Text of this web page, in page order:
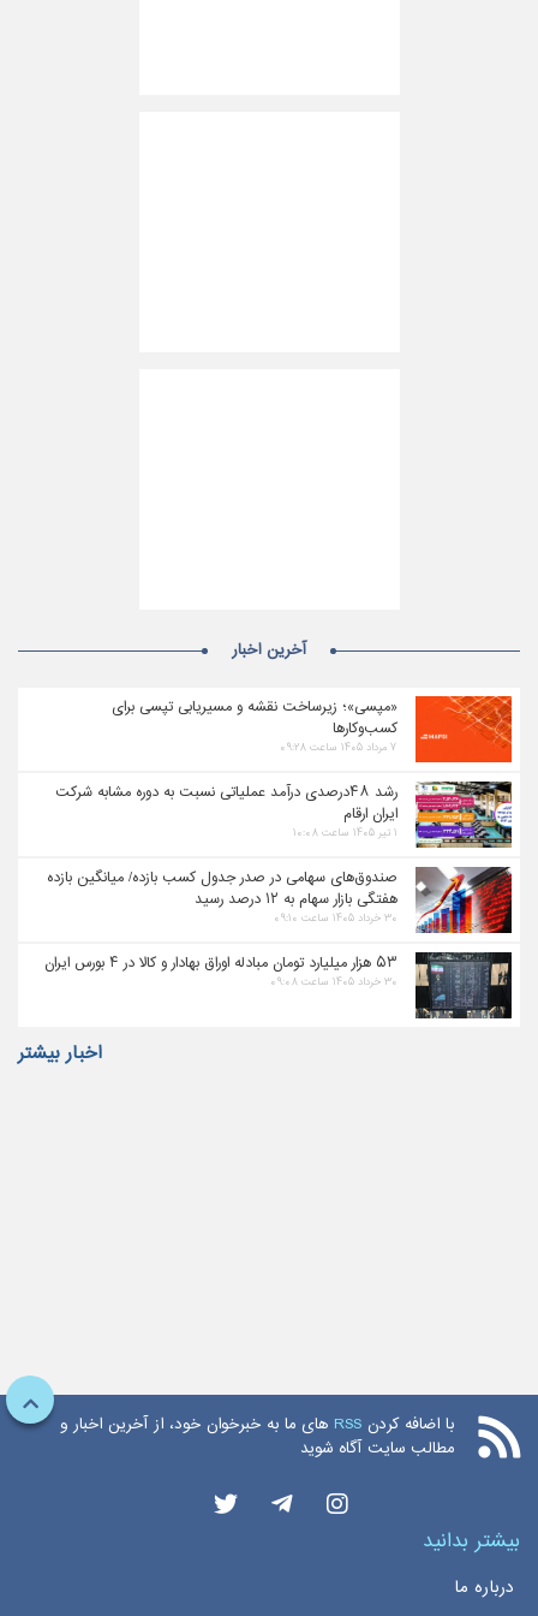
آخرین اخبار
«مپسی»؛ زیرساخت نقشه و مسیریابی تپسی برای
کسب‌وکارها
۷ مرداد ۱۴۰۵ ساعت ۰۹:۲۸
رشد ۴۸درصدی درآمد عملیاتی نسبت به دوره مشابه شرکت
ایران ارقام
۱ تیر ۱۴۰۵ ساعت ۱۰:۰۸
صندوق‌های سهامی در صدر جدول کسب بازده/ میانگین بازده
هفتگی بازار سهام به ۱۲ درصد رسید
۳۰ خرداد ۱۴۰۵ ساعت ۰۹:۱۰
۵۳ هزار میلیارد تومان مبادله اوراق بهادار و کالا در ۴ بورس ایران
۳۰ خرداد ۱۴۰۵ ساعت ۰۹:۰۸
اخبار بیشتر
با اضافه کردن RSS های ما به خبرخوان خود، از آخرین اخبار و
مطالب سایت آگاه شوید
بیشتر بدانید
درباره ما